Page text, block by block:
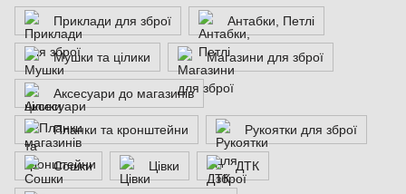
Приклади для зброї Антабки, Петлі
Мушки та цілики Магазини для зброї
Аксесуари до магазинів
Планки та кронштейни Рукоятки для зброї
Сошки Цівки ДТК